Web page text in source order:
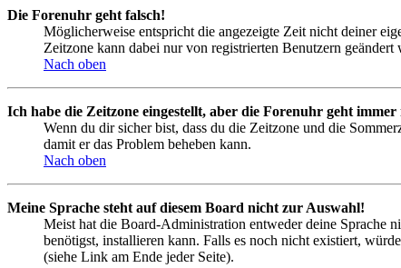
Die Forenuhr geht falsch!
Möglicherweise entspricht die angezeigte Zeit nicht deiner
Zeitzone kann dabei nur von registrierten Benutzern
Nach oben
Ich habe die Zeitzone eingestellt, aber die Forenuhr geht immer
Wenn du dir sicher bist, dass du die Zeitzone und die
damit er das Problem beheben kann.
Nach oben
Meine Sprache steht auf diesem Board nicht zur Auswahl!
Meist hat die Board-Administration entweder deine Sprache
benötigst, installieren kann. Falls es noch nicht existiert,
(siehe Link am Ende jeder Seite).